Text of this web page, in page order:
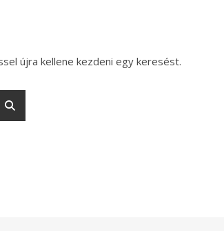
újra kellene kezdeni egy keresést.